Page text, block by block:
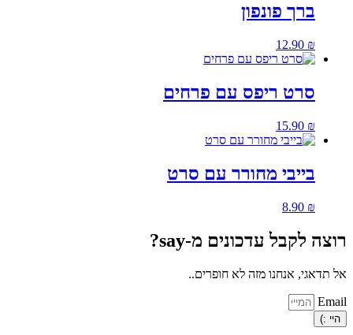
ברך פונפון
12.90 ₪
סרט ריפס עם פרחים
15.90 ₪
בייבי מחורר עם סרט
8.90 ₪
רוצה לקבל עדכונים מ-say?
אל תדאגי, אנחנו מזה לא חופרים..
Email
היי :)